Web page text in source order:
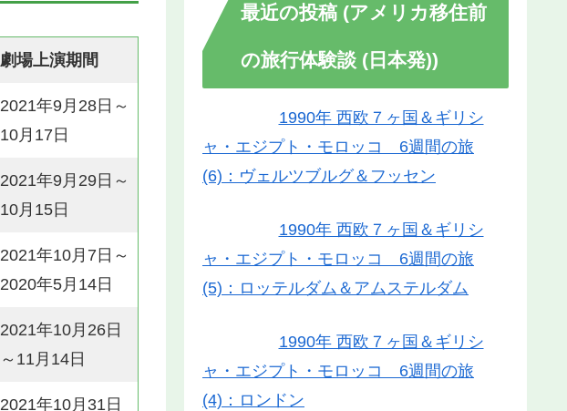
劇場上演期間
2021年9月28日～
10月17日
2021年9月29日～
10月15日
2021年10月7日～
2020年5月14日
2021年10月26日
～11月14日
2021年10月31日
最近の投稿 (アメリカ移住前
の旅行体験談 (日本発))
1990年 西欧７ヶ国＆ギリシ
ャ・エジプト・モロッコ 6週間の旅
(6)：ヴェルツブルグ＆フッセン
1990年 西欧７ヶ国＆ギリシ
ャ・エジプト・モロッコ 6週間の旅
(5)：ロッテルダム＆アムステルダム
1990年 西欧７ヶ国＆ギリシ
ャ・エジプト・モロッコ 6週間の旅
(4)：ロンドン